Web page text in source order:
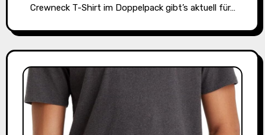
Crewneck T-Shirt im Doppelpack gibt’s aktuell für…